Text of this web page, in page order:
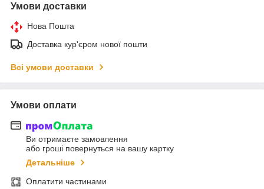
Умови доставки
Нова Пошта
Доставка кур'єром нової пошти
Всі умови доставки
Умови оплати
Ви отримаєте замовлення
або гроші повернуться на вашу картку
Детальніше
Оплатити частинами